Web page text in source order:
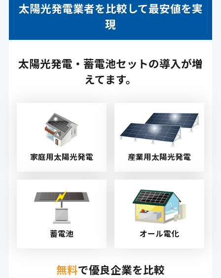
太陽光発電業者を比較して最安値を実
現
太陽光発電・蓄電池セットの導入が増
えてます。
家庭用太陽光発電 産業用太陽光発電
蓄電池 オール電化
無料で優良企業を比較